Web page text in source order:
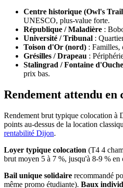
Centre historique (Owl's
UNESCO, plus-value forte.
République / Maladière :
Université / Tribunal :
Toison d'Or (nord) : Familles,
Grésilles / Drapeau :
Stalingrad / Fontaine d'Ouche
prix bas.
Rendement attendu
Rendement brut typique colocation à
points au-dessus de la location
rentabilité Dijon.
Loyer typique colocation (T4 4
brut moyen 5 à 7 %, jusqu'à 8-9 % en
Bail unique solidaire recommandé
même promo étudiante). Baux